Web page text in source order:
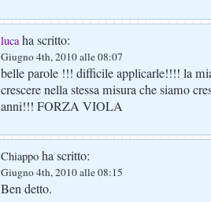
lucaha scritto:
Giugno 4th, 2010 alle 08:07
belle parole !!! difficile applicarle!!!! la
crescere nella stessa misura che siamo
anni!!! FORZA VIOLA
Chiappo ha scritto:
Giugno 4th, 2010 alle 08:15
Ben detto.